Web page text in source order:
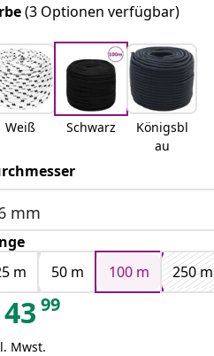
(3 Optionen verfügbar)
Weiß Schwarz
Königsbl
au
mm
m
50 m 100 m 250 m
43 99
Mwst.